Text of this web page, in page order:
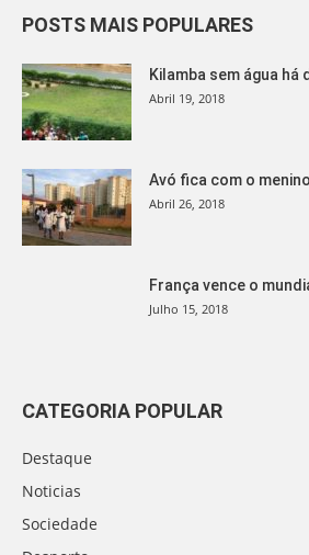
POSTS MAIS POPULARES
Kilamba sem água há
Abril 19, 2018
Avó fica com o
Abril 26, 2018
França vence o
Julho 15, 2018
CATEGORIA POPULAR
Destaque
Noticias
Sociedade